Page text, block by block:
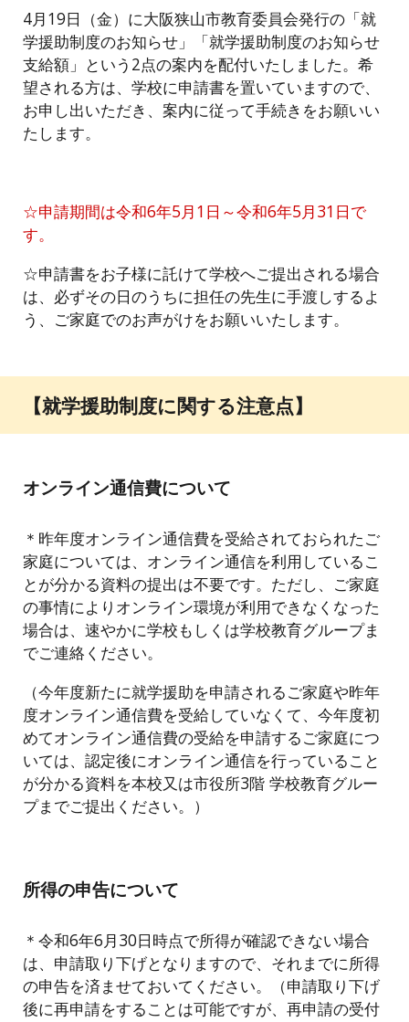
4月19日（金）に大阪狭山市教育委員会発行の「就
学援助制度のお知らせ」「就学援助制度のお知らせ
支給額」という2点の案内を配付いたしました。希
望される方は、学校に申請書を置いていますので、
お申し出いただき、案内に従って手続きをお願いい
たします。
☆申請期間は令和6年5月1日～令和6年5月31日で
す。
☆申請書をお子様に託けて学校へご提出される場合
は、必ずその日のうちに担任の先生に手渡しするよ
う、ご家庭でのお声がけをお願いいたします。
【就学援助制度に関する注意点】
オンライン通信費について
＊昨年度オンライン通信費を受給されておられたご
家庭については、オンライン通信を利用しているこ
とが分かる資料の提出は不要です。ただし、ご家庭
の事情によりオンライン環境が利用できなくなった
場合は、速やかに学校もしくは学校教育グループま
でご連絡ください。
（今年度新たに就学援助を申請されるご家庭や昨年
度オンライン通信費を受給していなくて、今年度初
めてオンライン通信費の受給を申請するご家庭につ
いては、認定後にオンライン通信を行っていること
が分かる資料を本校又は市役所3階 学校教育グルー
プまでご提出ください。）
所得の申告について
＊令和6年6月30日時点で所得が確認できない場合
は、申請取り下げとなりますので、それまでに所得
の申告を済ませておいてください。（申請取り下げ
後に再申請をすることは可能ですが、再申請の受付